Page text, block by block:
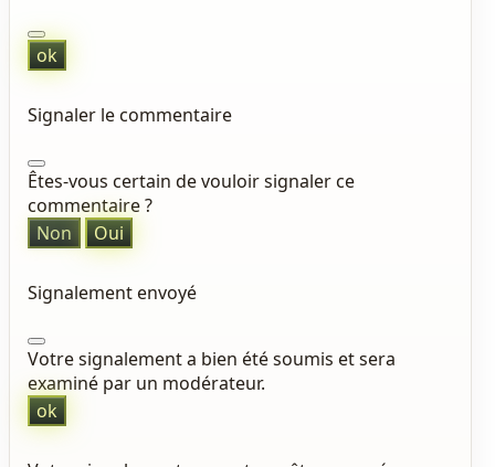
ok
Signaler le commentaire
Êtes-vous certain de vouloir signaler ce
commentaire ?
Non
Oui
Signalement envoyé
Votre signalement a bien été soumis et sera
examiné par un modérateur.
ok